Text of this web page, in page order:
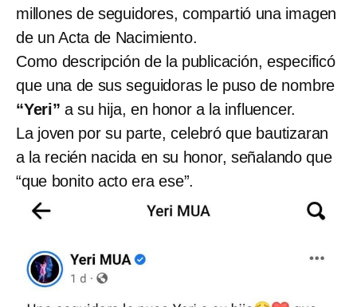
millones de seguidores, compartió una imagen
de un Acta de Nacimiento.
Como descripción de la publicación, especificó
que una de sus seguidoras le puso de nombre
“Yeri” a su hija, en honor a la influencer.
La joven por su parte, celebró que bautizaran
a la recién nacida en su honor, señalando que
“que bonito acto era ese”.